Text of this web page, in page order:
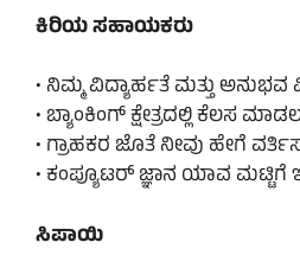
ಕಿರಿಯ ಸಹಾಯಕರು
• ನಿಮ್ಮ ವಿದ್ಯಾರ್ಹತೆ ಮತ್ತು
• ಬ್ಯಾಂಕಿಂಗ್ ಕ್ಷೇತ್ರದಲ್ಲಿ ಕೆಲಸ
• ಗ್ರಾಹಕರ ಜೊತೆ ನೀವು ಹೇಗೆ
• ಕಂಪ್ಯೂಟರ್ ಜ್ಞಾನ ಯಾವ ಮಟ್ಟಿಗೆ
ಸಿಪಾಯಿ